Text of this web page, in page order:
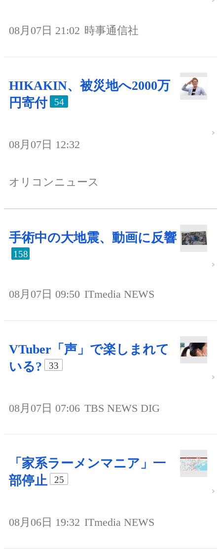
08月07日 21:02 時事通信社
HIKAKIN、被災地へ2000万
円寄付
54
08月07日 12:32
オリコンニュース
手術中の大地震、動画に反響
158
08月07日 09:50 ITmedia NEWS
VTuber「声」で楽しまれて
いる?
33
08月07日 07:06 TBS NEWS DIG
「家系ラーメンマニア」一
部停止
25
08月06日 19:32 ITmedia NEWS